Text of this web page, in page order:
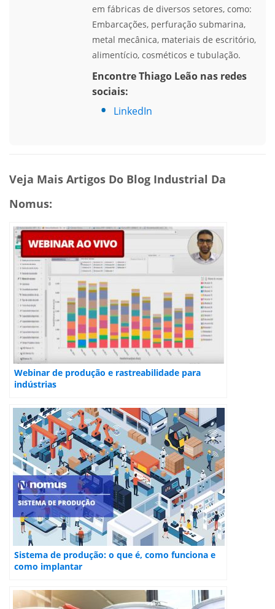
em fábricas de diversos setores, como:
Embarcações, perfuração submarina,
metal mecânica, materiais de escritório,
alimentício, cosméticos e tubulação.
Encontre Thiago Leão nas redes
sociais:
LinkedIn
Veja Mais Artigos Do Blog Industrial Da
Nomus:
Webinar de produção e rastreabilidade para
indústrias
Sistema de produção: o que é, como funciona e
como implantar